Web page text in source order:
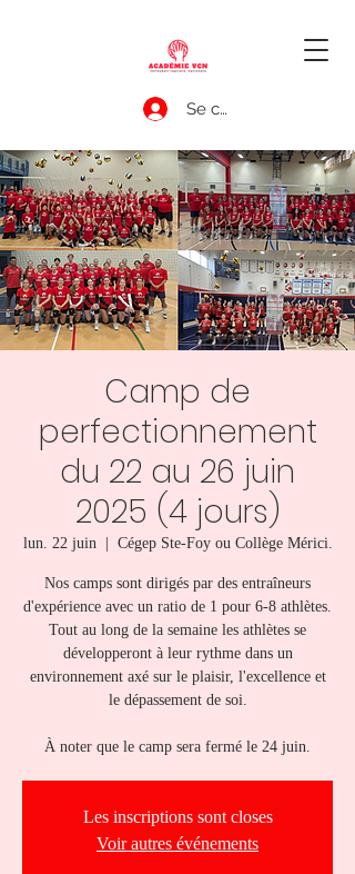
Se connecter
Camp de
perfectionnement
du 22 au 26 juin
2025 (4 jours)
lun. 22 juin
  |
Cégep Ste-Foy ou Collège Mérici.
Nos camps sont dirigés par des entraîneurs
d'expérience avec un ratio de 1 pour 6-8 athlètes.
Tout au long de la semaine les athlètes se
développeront à leur rythme dans un
environnement axé sur le plaisir, l'excellence et
le dépassement de soi.
À noter que le camp sera fermé le 24 juin.
Les inscriptions sont closes
Voir autres événements